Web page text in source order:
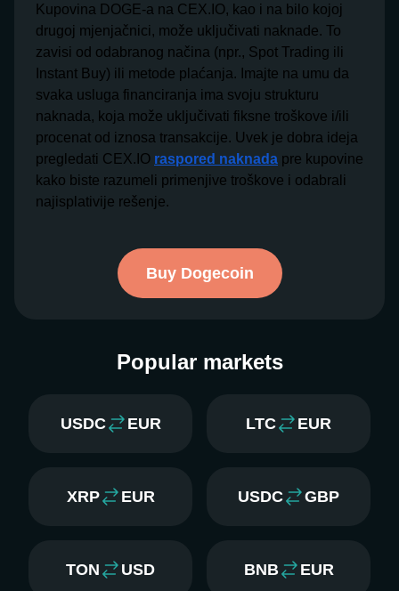
Kupovina DOGE-a na CEX.IO, kao i na bilo kojoj
drugoj mjenjačnici, može uključivati naknade. To
zavisi od odabranog načina (npr., Spot Trading ili
Instant Buy) ili metode plaćanja. Imajte na umu da
svaka usluga financiranja ima svoju strukturu
naknada, koja može uključivati fiksne troškove i/ili
procenat od iznosa transakcije. Uvek je dobra ideja
pregledati CEX.IO raspored naknada pre kupovine
kako biste razumeli primenjive troškove i odabrali
najisplativije rešenje.
Buy Dogecoin
Popular markets
USDC EUR LTC EUR
XRP EUR USDC GBP
TON USD BNB EUR